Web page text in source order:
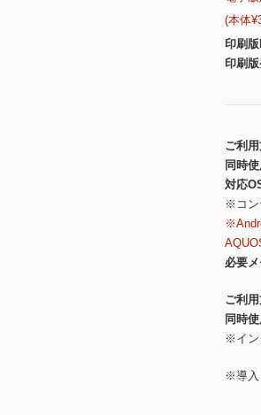
(本体
印刷
印刷
ご利
同時
対応
※コン
必要
ご利
同時
※イン
※導入